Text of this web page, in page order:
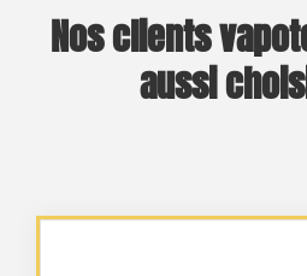
Nos clients
aussi